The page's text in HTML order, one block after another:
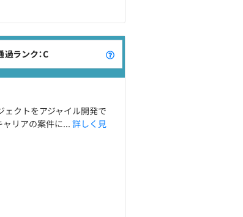
過ランク：C
クトをアジャイル開発で
リアの案件に... 詳しく見